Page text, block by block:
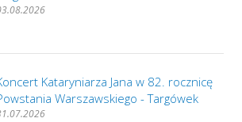
Kataryniarza Jana w 82. rocznicę
Warszawskiego - Targówek